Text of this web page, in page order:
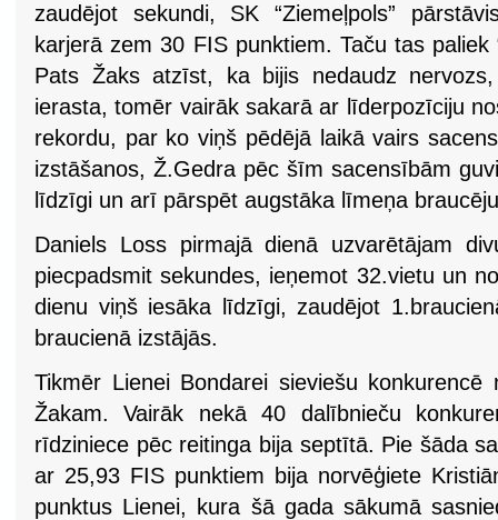
zaudējot sekundi, SK “Ziemeļpols”
karjerā zem 30 FIS punktiem. Taču tas
Pats Žaks atzīst, ka bijis nedaudz
ierasta, tomēr vairāk sakarā ar līderpozīciju
rekordu, par ko viņš pēdējā laikā vairs
izstāšanos, Ž.Gedra pēc šīm sacensībām
līdzīgi un arī pārspēt augstāka līmeņa
Daniels Loss pirmajā dienā uzvarētājam
piecpadsmit sekundes, ieņemot 32.vietu un
dienu viņš iesāka līdzīgi, zaudējot
braucienā izstājās.
Tikmēr Lienei Bondarei sieviešu
Žakam. Vairāk nekā 40 dalībnieču
rīdziniece pēc reitinga bija septītā. Pie šāda
ar 25,93 FIS punktiem bija norvēģiete
punktus Lienei, kura šā gada sākumā